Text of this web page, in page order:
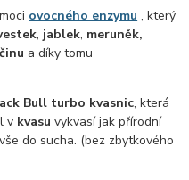
ovocného enzymu , který
, jablek, meruněk,
a díky tomu
Bull turbo kvasnic, která
v kvasu vykvasí jak přírodní
do sucha. (bez zbytkového